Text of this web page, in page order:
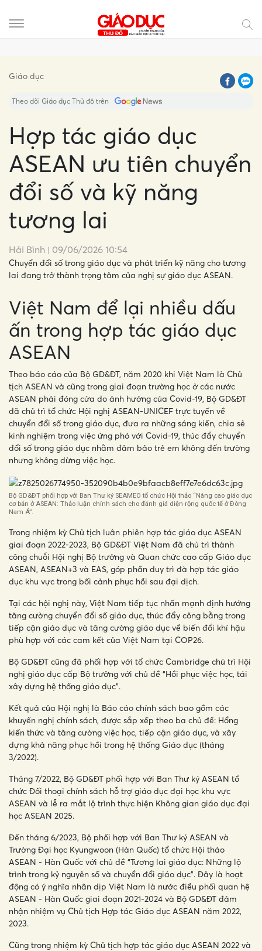
Giáo dục
Theo dõi Giáo dục Thủ đô trên
Hợp tác giáo dục
ASEAN ưu tiên chuyển
đổi số và kỹ năng
tương lai
Hải Bình 09/06/2026 10:54
Chuyển đổi số trong giáo dục và phát triển kỹ năng cho tương
lai đang trở thành trọng tâm của nghị sự giáo dục ASEAN.
Việt Nam để lại nhiều dấu
ấn trong hợp tác giáo dục
ASEAN
Theo báo cáo của Bộ GD&ĐT, năm 2020 khi Việt Nam là Chủ
tịch ASEAN và cũng trong giai đoạn trường học ở các nước
ASEAN phải đóng cửa do ảnh hưởng của Covid-19, Bộ GD&ĐT
đã chủ trì tổ chức Hội nghị ASEAN-UNICEF trực tuyến về
chuyển đổi số trong giáo dục, đưa ra những sáng kiến, chia sẻ
kinh nghiệm trong việc ứng phó với Covid-19, thúc đẩy chuyển
đổi số trong giáo dục nhằm đảm bảo trẻ em không đến trường
nhưng không dừng việc học.
Bộ GD&ĐT phối hợp với Ban Thư ký SEAMEO tổ chức Hội thảo “Nâng cao giáo dục
cơ bản ở ASEAN: Thảo luận chính sách cho đánh giá diện rộng quốc tế ở Đông
Nam Á”.
Trong nhiệm kỳ Chủ tịch luân phiên hợp tác giáo dục ASEAN
giai đoạn 2022-2023, Bộ GD&ĐT Việt Nam đã chủ trì thành
công chuỗi Hội nghị Bộ trưởng và Quan chức cao cấp Giáo dục
ASEAN, ASEAN+3 và EAS, góp phần duy trì đà hợp tác giáo
dục khu vực trong bối cảnh phục hồi sau đại dịch.
Tại các hội nghị này, Việt Nam tiếp tục nhấn mạnh định hướng
tăng cường chuyển đổi số giáo dục, thúc đẩy công bằng trong
tiếp cận giáo dục và tăng cường giáo dục về biến đổi khí hậu
phù hợp với các cam kết của Việt Nam tại COP26.
Bộ GD&ĐT cũng đã phối hợp với tổ chức Cambridge chủ trì Hội
nghị giáo dục cấp Bộ trưởng với chủ đề “Hồi phục việc học, tái
xây dựng hệ thống giáo dục”.
Kết quả của Hội nghị là Báo cáo chính sách bao gồm các
khuyến nghị chính sách, được sắp xếp theo ba chủ đề: Hổng
kiến thức và tăng cường việc học, tiếp cận giáo dục, và xây
dựng khả năng phục hồi trong hệ thống Giáo dục (tháng
3/2022).
Tháng 7/2022, Bộ GD&ĐT phối hợp với Ban Thư ký ASEAN tổ
chức Đối thoại chính sách hỗ trợ giáo dục đại học khu vực
ASEAN và lễ ra mắt lộ trình thực hiện Không gian giáo dục đại
học ASEAN 2025.
Đến tháng 6/2023, Bộ phối hợp với Ban Thư ký ASEAN và
Trường Đại học Kyungwoon (Hàn Quốc) tổ chức Hội thảo
ASEAN - Hàn Quốc với chủ đề “Tương lai giáo dục: Những lộ
trình trong kỷ nguyên số và chuyển đổi giáo dục”. Đây là hoạt
động có ý nghĩa nhân dịp Việt Nam là nước điều phối quan hệ
ASEAN - Hàn Quốc giai đoạn 2021-2024 và Bộ GD&ĐT đảm
nhận nhiệm vụ Chủ tịch Hợp tác Giáo dục ASEAN năm 2022,
2023.
Cũng trong nhiệm kỳ Chủ tịch hợp tác giáo dục ASEAN 2022 và